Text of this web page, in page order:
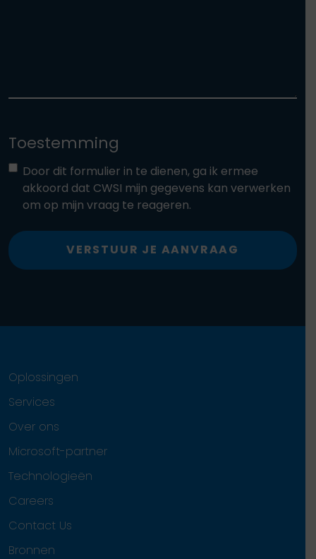
Toestemming
Door dit formulier in te dienen, ga ik ermee
akkoord dat CWSI mijn gegevens kan verwerken
om op mijn vraag te reageren.
VERSTUUR JE AANVRAAG
Oplossingen
Services
Over ons
Microsoft-partner
Technologieën
Careers
Contact Us
Bronnen